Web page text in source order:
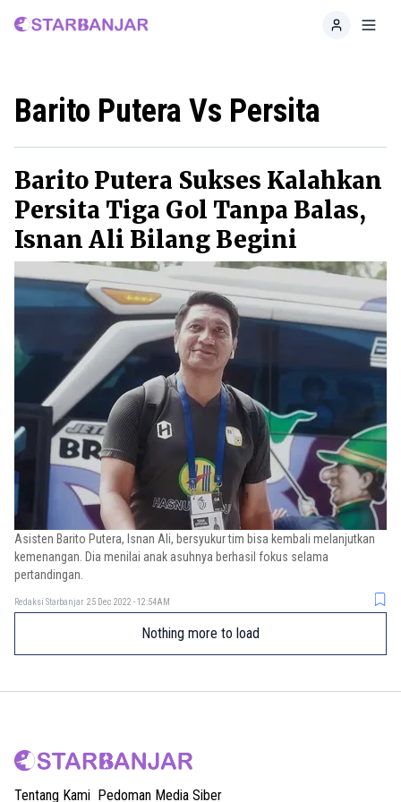
Home
Barito Putera Vs Persita
Barito Putera Sukses Kalahkan
Persita Tiga Gol Tanpa Balas,
Isnan Ali Bilang Begini
Asisten Barito Putera, Isnan Ali, bersyukur tim bisa kembali melanjutkan
kemenangan. Dia menilai anak asuhnya berhasil fokus selama
pertandingan.
Redaksi Starbanjar 25 Dec 2022 - 12:54AM
Nothing more to load
Tentang Kami Pedoman Media Siber